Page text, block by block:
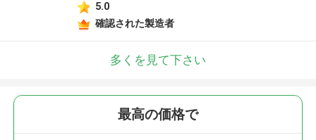
5.0
確認された製造者
多くを見て下さい
最高の価格で